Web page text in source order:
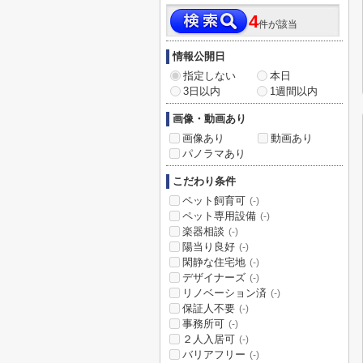
4件が該当
情報公開日
指定しない
本日
3日以内
1週間以内
画像・動画あり
画像あり
動画あり
パノラマあり
こだわり条件
ペット飼育可 (-)
ペット専用設備 (-)
楽器相談 (-)
陽当り良好 (-)
閑静な住宅地 (-)
デザイナーズ (-)
リノベーション済 (-)
保証人不要 (-)
事務所可 (-)
２人入居可 (-)
バリアフリー (-)